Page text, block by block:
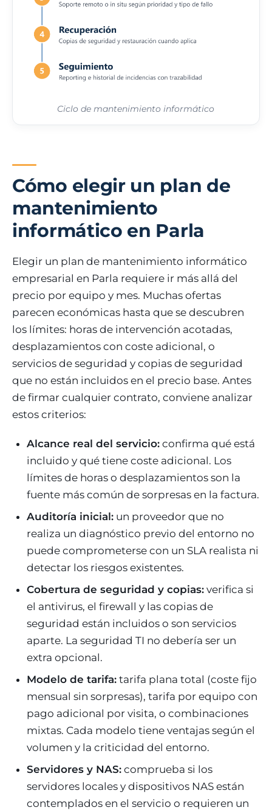
Ciclo de mantenimiento informático
Cómo elegir un plan de
mantenimiento
informático en Parla
Elegir un plan de mantenimiento informático
empresarial en Parla requiere ir más allá del
precio por equipo y mes. Muchas ofertas
parecen económicas hasta que se descubren
los límites: horas de intervención acotadas,
desplazamientos con coste adicional, o
servicios de seguridad y copias de seguridad
que no están incluidos en el precio base. Antes
de firmar cualquier contrato, conviene analizar
estos criterios:
Alcance real del servicio: confirma qué está
incluido y qué tiene coste adicional. Los
límites de horas o desplazamientos son la
fuente más común de sorpresas en la factura.
Auditoría inicial: un proveedor que no
realiza un diagnóstico previo del entorno no
puede comprometerse con un SLA realista ni
detectar los riesgos existentes.
Cobertura de seguridad y copias: verifica si
el antivirus, el firewall y las copias de
seguridad están incluidos o son servicios
aparte. La seguridad TI no debería ser un
extra opcional.
Modelo de tarifa: tarifa plana total (coste fijo
mensual sin sorpresas), tarifa por equipo con
pago adicional por visita, o combinaciones
mixtas. Cada modelo tiene ventajas según el
volumen y la criticidad del entorno.
Servidores y NAS: comprueba si los
servidores locales y dispositivos NAS están
contemplados en el servicio o requieren un